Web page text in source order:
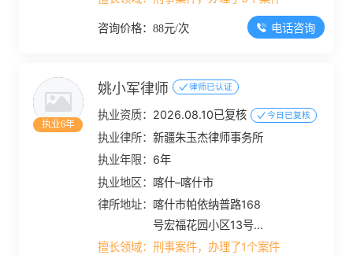
咨询价格：88元/次 电话咨询
执业6年
姚小军律师 律师已认证
执业资质： 2026.08.10已复核 今日已复核
执业律所：新疆朱玉杰律师事务所
执业年限： 6年
执业地区： 喀什–喀什市
律所地址： 喀什市帕依纳普路168
号宏福花园小区13号楼
A区S301号、2号楼4层
擅长领域：刑事案件，办理了1个案件